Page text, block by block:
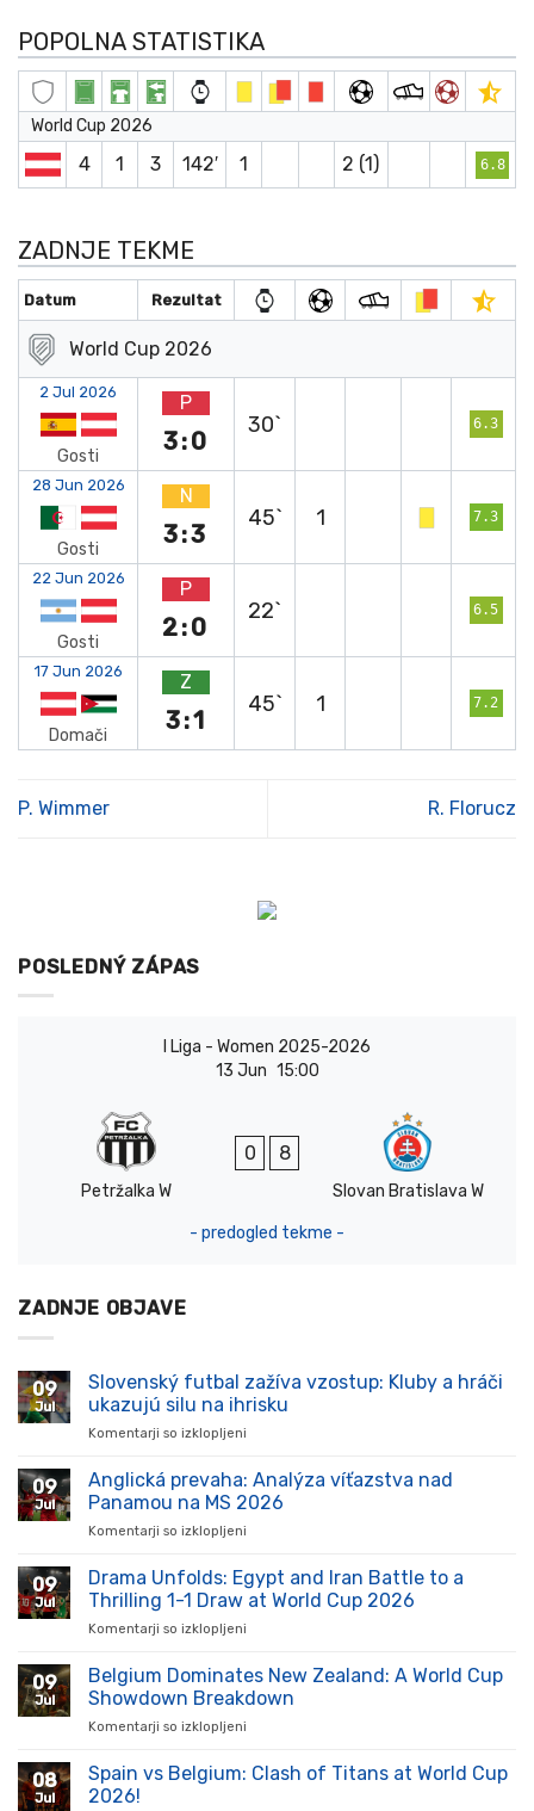
POPOLNA STATISTIKA
World Cup 2026
4 1 3 142′ 1 2 (1) 6.8
ZADNJE TEKME
Datum Rezultat
World Cup 2026
2 Jul 2026
Gosti
P
3:0
30` 6.3
28 Jun 2026
Gosti
N
3:3
45` 1 7.3
22 Jun 2026
Gosti
P
2:0
22` 6.5
17 Jun 2026
Domači
Z
3:1
45` 1 7.2
P. Wimmer R. Florucz
POSLEDNÝ ZÁPAS
I Liga - Women 2025-2026
13 Jun 15:00
Petržalka W
0 8
Slovan Bratislava W
- predogled tekme -
ZADNJE OBJAVE
09
Jul
Slovenský futbal zažíva vzostup: Kluby a hráči
ukazujú silu na ihrisku
Komentarji so izklopljeni
futbal
zažíva
vzostup:
hráči
ukazujú
09
Jul
Anglická prevaha: Analýza víťazstva nad
Panamou na MS 2026
Komentarji so izklopljeni
prevaha:
Analýza
víťazstva
na
MS
09
Jul
Drama Unfolds: Egypt and Iran Battle to a
Thrilling 1-1 Draw at World Cup 2026
Komentarji so izklopljeni
Unfolds:
Egypt
and
to
09
Jul
Belgium Dominates New Zealand: A World Cup
Showdown Breakdown
Komentarji so izklopljeni
Dominates
08
Jul
Spain vs Belgium: Clash of Titans at World Cup
2026!